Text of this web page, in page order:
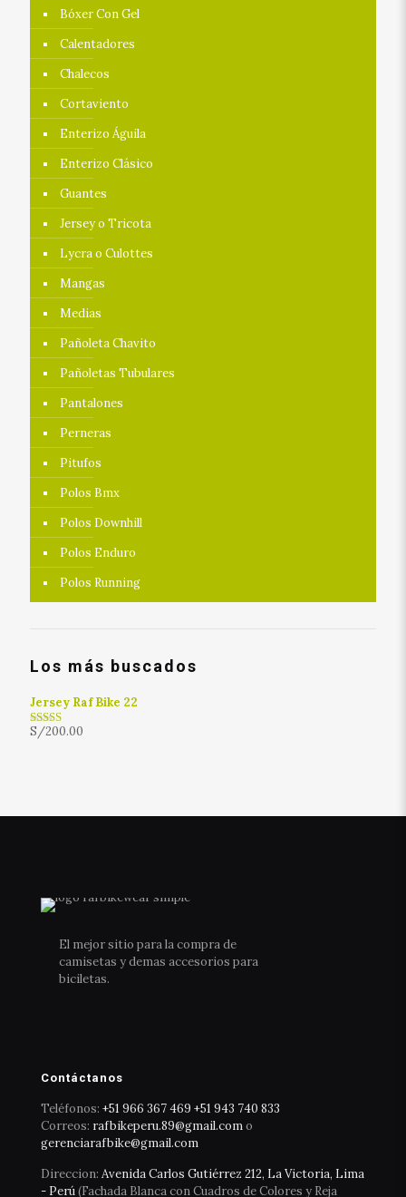
Bóxer Con Gel
Calentadores
Chalecos
Cortaviento
Enterizo Águila
Enterizo Clásico
Guantes
Jersey o Tricota
Lycra o Culottes
Mangas
Medias
Pañoleta Chavito
Pañoletas Tubulares
Pantalones
Perneras
Pitufos
Polos Bmx
Polos Downhill
Polos Enduro
Polos Running
Los más buscados
Jersey Raf Bike 22
Rated
S/200.00
El mejor sitio para la compra de
camisetas y demas accesorios para
biciletas.
Contáctanos
Teléfonos: +51 966 367 469 +51 943 740 833
Correos: rafbikeperu.89@gmail.como
gerenciarafbike@gmail.com
Direccion: Avenida Carlos Gutiérrez 212, La Victoria, Lima
- Perú(Fachada Blanca con Cuadros de Colores y Reja